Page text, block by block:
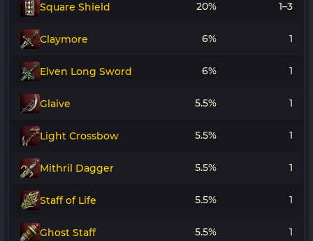
Square Shield 20% 1–3
Claymore 6% 1
Elven Long Sword 6% 1
Glaive 5.5% 1
Light Crossbow 5.5% 1
Mithril Dagger 5.5% 1
Staff of Life 5.5% 1
Ghost Staff 5.5% 1